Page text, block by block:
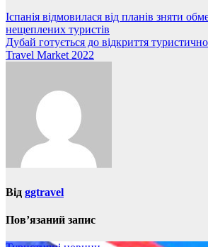
Навігація
записів
Іспанія відмовилася від планів зняти
нещеплених туристів
Дубай готується до відкриття
Travel Market 2022
Від ggtravel
Пов’язаний запис